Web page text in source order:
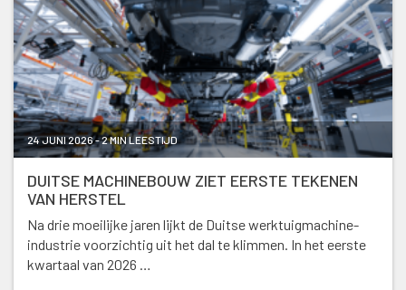
24 JUNI 2026 - 2 MIN LEESTIJD
DUITSE MACHINEBOUW ZIET EERSTE TEKENEN
VAN HERSTEL
Na drie moeilijke jaren lijkt de Duitse werktuigmachine-
industrie voorzichtig uit het dal te klimmen. In het eerste
kwartaal van 2026 …